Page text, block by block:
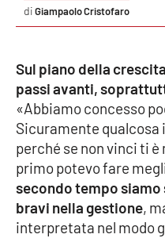
Le perfidie di
STREAMING
LaC TV
LaC Network
LaC OnAir
Giampaolo Cristofaro
Sul piano della
passi avanti,
«Abbiamo concesso
Sicuramente qualcosa
perché se non vinci ti
primo potevo fare
secondo tempo siamo
bravi nella gestione,
interpretata nel modo